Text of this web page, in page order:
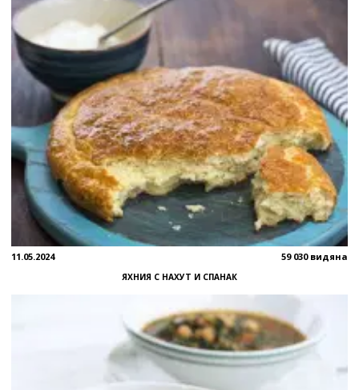
11.05.2024 59 030 видяна
ЯХНИЯ С НАХУТ И СПАНАК